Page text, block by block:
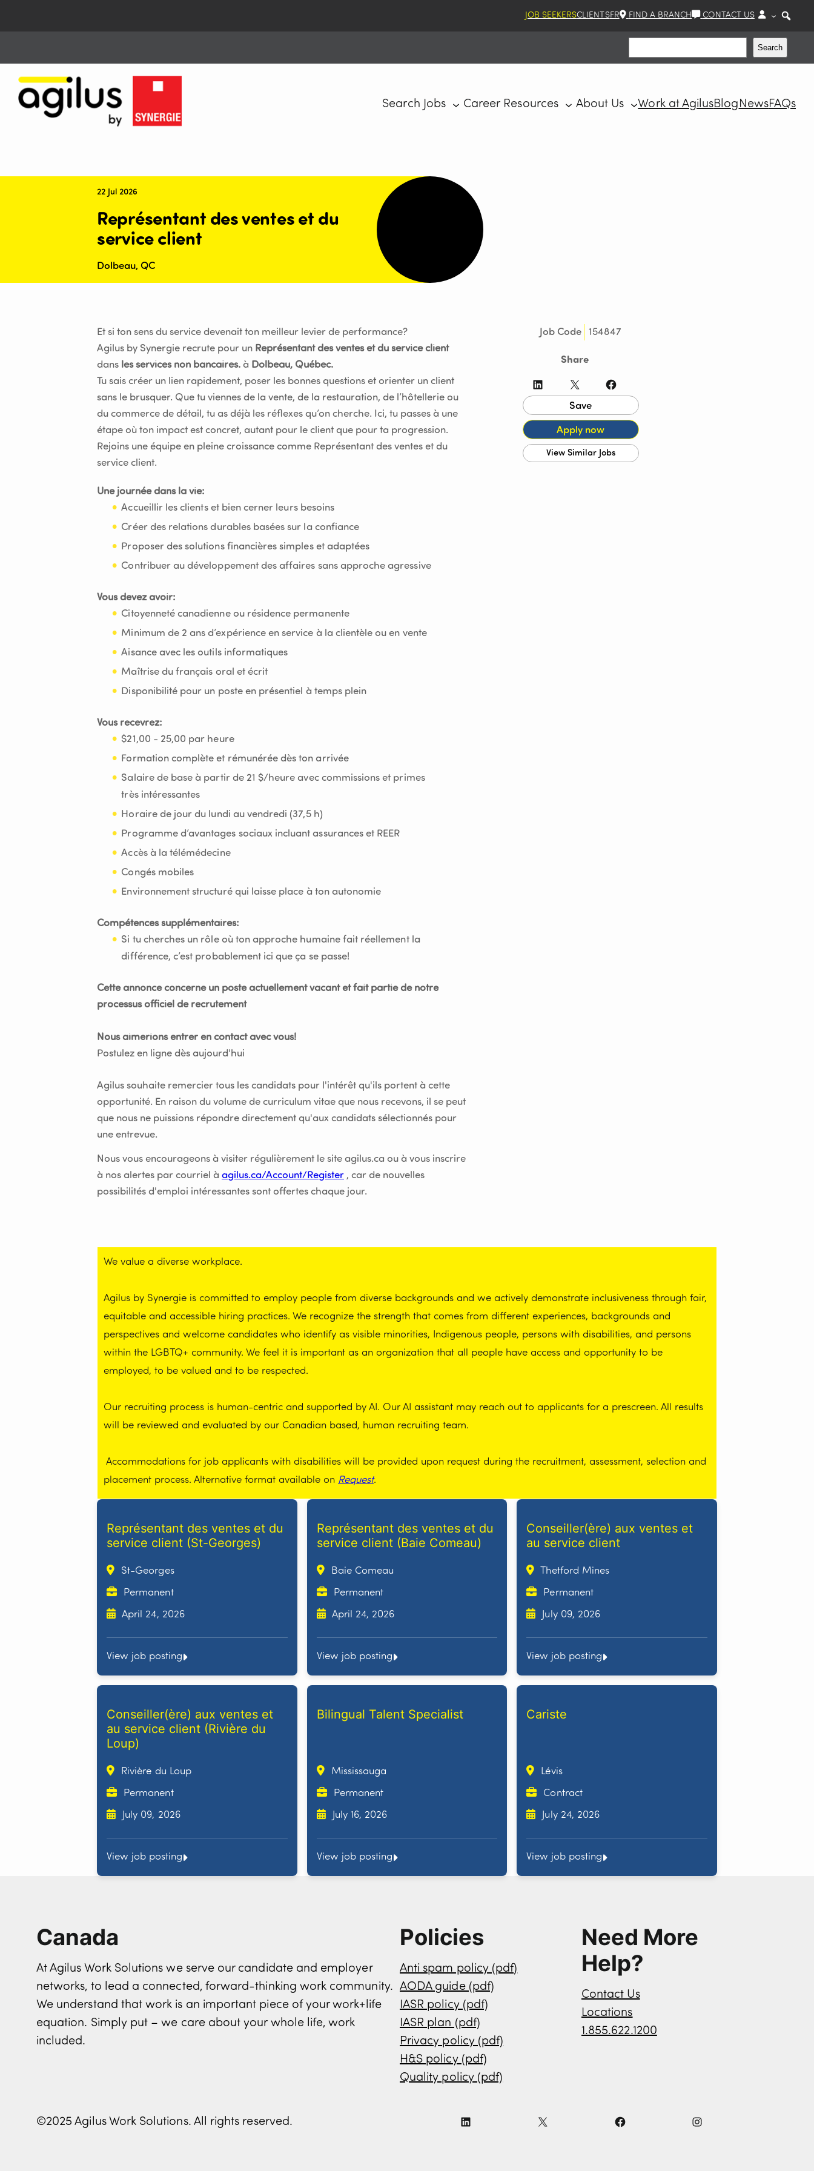
JOB SEEKERSCLIENTSFR FIND A BRANCH CONTACT US
Search
Search Jobs Career Resources About Us Work at AgilusBlog NewsFAQs
22 Jul 2026
Représentant des ventes et du
service client
Dolbeau, QC
Et si ton sens du service devenait ton meilleur levier de performance?
Agilus by Synergie recrute pour un Représentant des ventes et du service client
dans les services non bancaires. à Dolbeau, Québec.
Tu sais créer un lien rapidement, poser les bonnes questions et orienter un client
sans le brusquer. Que tu viennes de la vente, de la restauration, de l’hôtellerie ou
du commerce de détail, tu as déjà les réflexes qu’on cherche. Ici, tu passes à une
étape où ton impact est concret, autant pour le client que pour ta progression.
Rejoins une équipe en pleine croissance comme Représentant des ventes et du
service client.
Une journée dans la vie:
Accueillir les clients et bien cerner leurs besoins
Créer des relations durables basées sur la confiance
Proposer des solutions financières simples et adaptées
Contribuer au développement des affaires sans approche agressive
Vous devez avoir:
Citoyenneté canadienne ou résidence permanente
Minimum de 2 ans d’expérience en service à la clientèle ou en vente
Aisance avec les outils informatiques
Maîtrise du français oral et écrit
Disponibilité pour un poste en présentiel à temps plein
Vous recevrez:
$21,00 - 25,00 par heure
Formation complète et rémunérée dès ton arrivée
Salaire de base à partir de 21 $/heure avec commissions et primes
très intéressantes
Horaire de jour du lundi au vendredi (37,5 h)
Programme d’avantages sociaux incluant assurances et REER
Accès à la télémédecine
Congés mobiles
Environnement structuré qui laisse place à ton autonomie
Compétences supplémentaires:
Si tu cherches un rôle où ton approche humaine fait réellement la
différence, c’est probablement ici que ça se passe!
Cette annonce concerne un poste actuellement vacant et fait partie de notre
processus officiel de recrutement
Nous aimerions entrer en contact avec vous!
Postulez en ligne dès aujourd'hui
Agilus souhaite remercier tous les candidats pour l'intérêt qu'ils portent à cette
opportunité. En raison du volume de curriculum vitae que nous recevons, il se peut
que nous ne puissions répondre directement qu'aux candidats sélectionnés pour
une entrevue.
Nous vous encourageons à visiter régulièrement le site agilus.ca ou à vous inscrire
à nos alertes par courriel à agilus.ca/Account/Register , car de nouvelles
possibilités d'emploi intéressantes sont offertes chaque jour.
Job Code 154847
Share
LinkedIn
X Facebook
We value a diverse workplace.
Agilus by Synergie is committed to employ people from diverse backgrounds and we actively demonstrate inclusiveness through fair,
equitable and accessible hiring practices. We recognize the strength that comes from different experiences, backgrounds and
perspectives and welcome candidates who identify as visible minorities, Indigenous people, persons with disabilities, and persons
within the LGBTQ+ community. We feel it is important as an organization that all people have access and opportunity to be
employed, to be valued and to be respected.
Our recruiting process is human-centric and supported by AI. Our AI assistant may reach out to applicants for a prescreen. All results
will be reviewed and evaluated by our Canadian based, human recruiting team.
Accommodations for job applicants with disabilities will be provided upon request during the recruitment, assessment, selection and
placement process. Alternative format available on Request.
Représentant des ventes et du
service client (St-Georges)
St-Georges
Permanent
April 24, 2026
View job posting
Représentant des ventes et du
service client (Baie Comeau)
Baie Comeau
Permanent
April 24, 2026
View job posting
Conseiller(ère) aux ventes et
au service client
Thetford Mines
Permanent
July 09, 2026
View job posting
Conseiller(ère) aux ventes et
au service client (Rivière du
Loup)
Rivière du Loup
Permanent
July 09, 2026
View job posting
Bilingual Talent Specialist
Mississauga
Permanent
July 16, 2026
View job posting
Cariste
Lévis
Contract
July 24, 2026
View job posting
Canada
At Agilus Work Solutions we serve our candidate and employer
networks, to lead a connected, forward-thinking work community.
We understand that work is an important piece of your work+life
equation. Simply put – we care about your whole life, work
included.
Policies
Anti spam policy (pdf)
AODA guide (pdf)
IASR policy (pdf)
IASR plan (pdf)
Privacy policy (pdf)
H&S policy (pdf)
Quality policy (pdf)
Need More
Help?
Contact Us
Locations
1.855.622.1200
©2025 Agilus Work Solutions. All rights reserved.
L
X
F
I